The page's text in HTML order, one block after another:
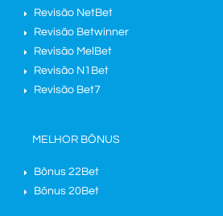
Revisão NetBet
Revisão Betwinner
Revisão MelBet
Revisão N1Bet
Revisão Bet7
MELHOR BÔNUS
Bônus 22Bet
Bônus 20Bet